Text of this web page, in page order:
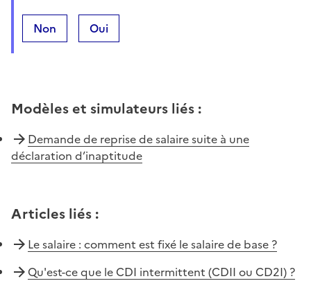
Non Oui
Modèles et simulateurs liés :
Demande de reprise de salaire suite à une
déclaration d’inaptitude
Articles liés :
Le salaire : comment est fixé le salaire de base ?
Qu'est-ce que le CDI intermittent (CDII ou CD2I) ?